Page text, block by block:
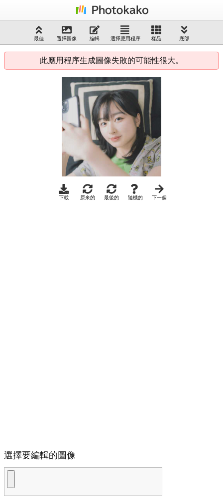
最佳 選擇圖像 編輯 選擇應用程序 樣品 底部
此應用程序生成圖像失敗的可能性很大。
下載 原來的 最後的 隨機的 下一個
選擇要編輯的圖像